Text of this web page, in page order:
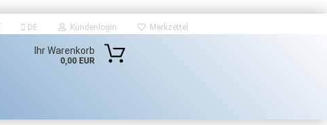
DE Kundenlogin Merkzettel
Ihr Warenkorb
0,00 EUR